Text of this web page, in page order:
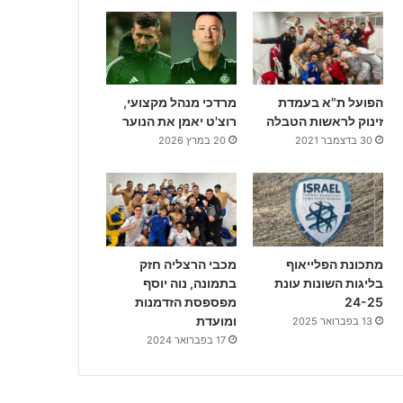
הפועל ת"א בעמדת
זינוק לראשות הטבלה
30 בדצמבר 2021
מרדכי מנהל מקצועי,
רוצ'ט יאמן את הנוער
20 במרץ 2026
מתכונת הפלייאוף
בליגות השונות עונת
24-25
13 בפברואר 2025
מכבי הרצליה חזק
בתמונה, נוה יוסף
מפספסת הזדמנות
ומועדת
17 בפברואר 2024